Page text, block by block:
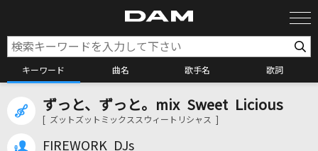
キーワード 曲名 歌手名 歌詞
カラオケ検索
ずっと、ずっと。mix Sweet Licious
[ ズットズットミックススウィートリシャス ]
FIREWORK DJs